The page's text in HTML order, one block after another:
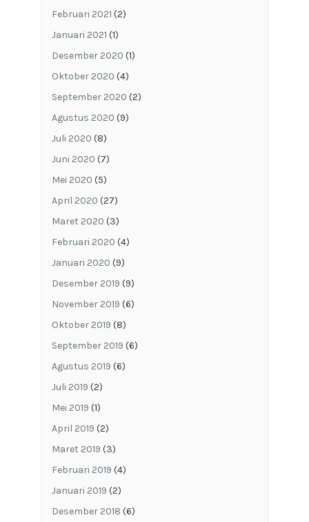
Februari 2021 (2)
Januari 2021 (1)
Desember 2020 (1)
Oktober 2020 (4)
September 2020 (2)
Agustus 2020 (9)
Juli 2020 (8)
Juni 2020 (7)
Mei 2020 (5)
April 2020 (27)
Maret 2020 (3)
Februari 2020 (4)
Januari 2020 (9)
Desember 2019 (9)
November 2019 (6)
Oktober 2019 (8)
September 2019 (6)
Agustus 2019 (6)
Juli 2019 (2)
Mei 2019 (1)
April 2019 (2)
Maret 2019 (3)
Februari 2019 (4)
Januari 2019 (2)
Desember 2018 (6)